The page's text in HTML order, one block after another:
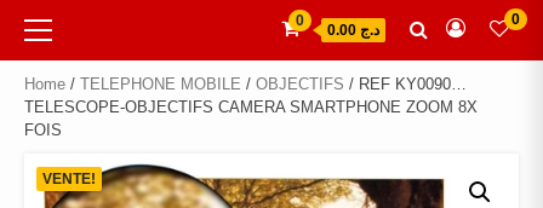
Primary
Menu
0
د.ج 0.00
0
Home / TELEPHONE MOBILE / OBJECTIFS / REF KY0090…
TELESCOPE-OBJECTIFS CAMERA SMARTPHONE ZOOM 8X
FOIS
VENTE!